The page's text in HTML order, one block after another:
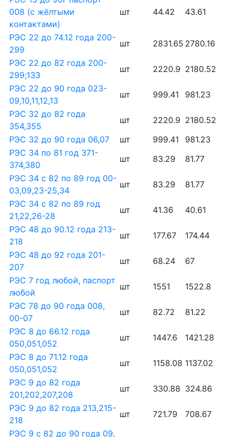
008 (с жёлтыми
контактами)
шт 44.42 43.61
РЭС 22 до 74.12 года 200-
299
шт 2831.65 2780.16
РЭС 22 до 82 года 200-
299;133
шт 2220.9 2180.52
РЭС 22 до 90 года 023-
09,10,11,12,13
шт 999.41
981.23
РЭС 32 до 82 года
354,355
шт 2220.9 2180.52
РЭС 32 до 90 года 06,07
шт 999.41
981.23
РЭС 34 по 81 год 371-
374,380
шт 83.29
81.77
РЭС 34 с 82 по 89 год 00-
03,09,23-25,34
шт 83.29
81.77
РЭС 34 с 82 по 89 год
21,22,26-28
шт 41.36
40.61
РЭС 48 до 90.12 года 213-
218
шт 177.67
174.44
РЭС 48 до 92 года 201-
207
шт 68.24
67
РЭС 7 год любой, паспорт
любой
шт 1551
1522.8
РЭС 78 до 90 года 008,
00-07
шт 82.72
81.22
РЭС 8 до 66.12 года
050,051,052
шт 1447.6
1421.28
РЭС 8 до 71.12 года
050,051,052
шт 1158.08 1137.02
РЭС 9 до 82 года
201,202,207,208
шт 330.88 324.86
РЭС 9 до 82 года 213,215-
218
шт 721.79
708.67
РЭС 9 с 82 до 90 года 09,